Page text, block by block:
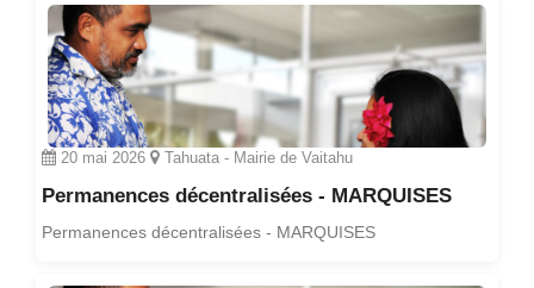
20 mai 2026 Tahuata - Mairie de Vaitahu
Permanences décentralisées - MARQUISES
Permanences décentralisées - MARQUISES